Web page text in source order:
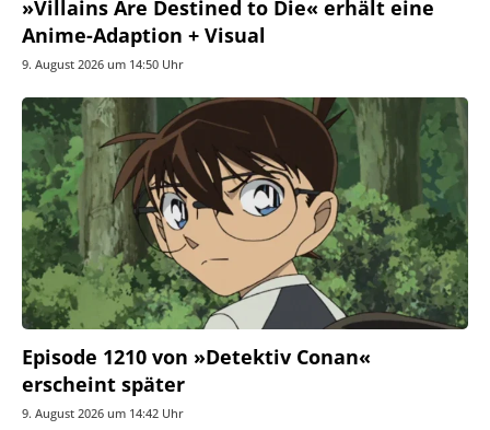
»Villains Are Destined to Die« erhält eine
Anime-Adaption + Visual
9. August 2026 um 14:50 Uhr
Episode 1210 von »Detektiv Conan«
erscheint später
9. August 2026 um 14:42 Uhr